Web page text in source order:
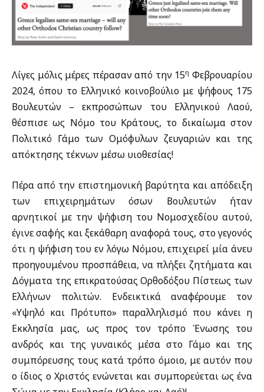
Λίγες μόλις μέρες πέρασαν από την 15η Φεβρουαρίου
2024, όπου το Ελληνικό κοινοβούλιο με ψήφους 175
Βουλευτών – εκπροσώπων του Ελληνικού Λαού,
θέσπισε ως Νόμο του Κράτους, το δικαίωμα στον
Πολιτικό Γάμο των Ομόφυλων ζευγαριών και της
απόκτησης τέκνων μέσω υιοθεσίας!
Πέρα από την επιστημονική βαρύτητα και απόδειξη
των επιχειρημάτων όσων Βουλευτών ήταν
αρνητικοί με την ψήφιση του Νομοσχεδίου αυτού,
έγινε σαφής και ξεκάθαρη αναφορά τους, στο γεγονός
ότι η ψήφιση του εν λόγω Νόμου, επιχειρεί μία άνευ
προηγουμένου προσπάθεια, να πλήξει ζητήματα και
Δόγματα της επικρατούσας Ορθοδόξου Πίστεως των
Ελλήνων πολιτών. Ενδεικτικά αναφέρουμε τον
«Υψηλό και Πρότυπο» παραλληλισμό που κάνει η
Εκκλησία μας, ως προς τον τρόπο Ένωσης του
ανδρός και της γυναικός μέσα στο Γάμο και της
συμπόρευσης τους κατά τρόπο όμοιο, με αυτόν που
ο ίδιος ο Χριστός ενώνεται και συμπορεύεται ως ένα